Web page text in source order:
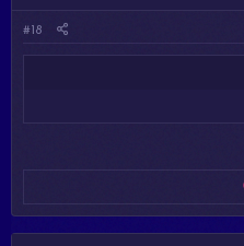
#18